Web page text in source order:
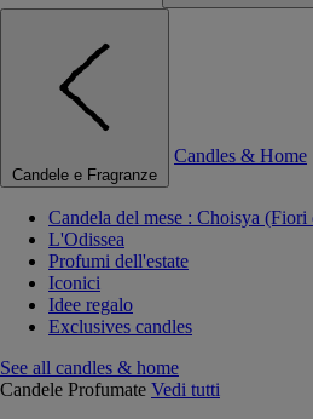
Candele e Fragranze
Candles & Home
Candela del mese : Choisya
L'Odissea
Profumi dell'estate
Iconici
Idee regalo
Exclusives candles
See all candles & home
Candele Profumate Vedi tutti